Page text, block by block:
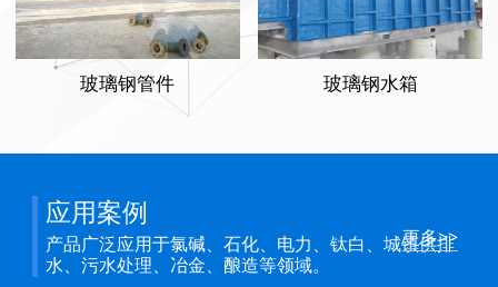
玻璃钢管件 玻璃钢水箱
应用案例
产品广泛应用于氯碱、石化、电力、钛白、城镇供排
水、污水处理、冶金、酿造等领域。
更多>>